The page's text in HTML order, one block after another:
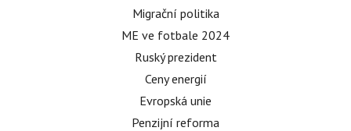
Migrační politika
ME ve fotbale 2024
Ruský prezident
Ceny energií
Evropská unie
Penzijní reforma